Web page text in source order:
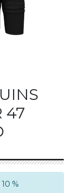
47
%